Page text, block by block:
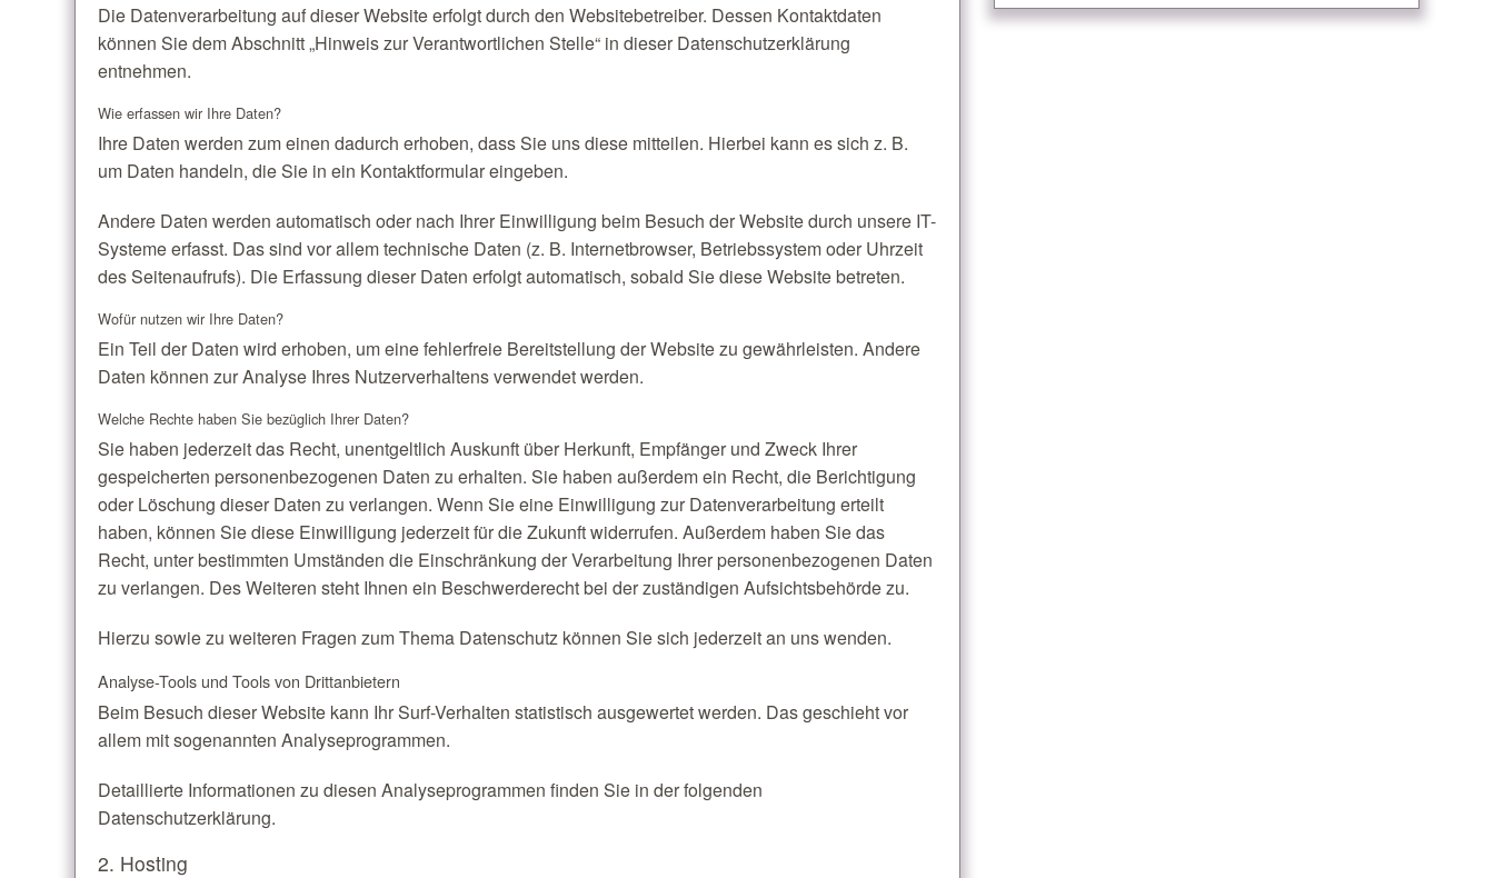
Die Datenverarbeitung auf dieser Website erfolgt durch den Websitebetreiber. Dessen Kontaktdaten
können Sie dem Abschnitt „Hinweis zur Verantwortlichen Stelle“ in dieser Datenschutzerklärung
entnehmen.
Wie erfassen wir Ihre Daten?
Ihre Daten werden zum einen dadurch erhoben, dass Sie uns diese mitteilen. Hierbei kann es sich z. B.
um Daten handeln, die Sie in ein Kontaktformular eingeben.
Andere Daten werden automatisch oder nach Ihrer Einwilligung beim Besuch der Website durch unsere IT-
Systeme erfasst. Das sind vor allem technische Daten (z. B. Internetbrowser, Betriebssystem oder Uhrzeit
des Seitenaufrufs). Die Erfassung dieser Daten erfolgt automatisch, sobald Sie diese Website betreten.
Wofür nutzen wir Ihre Daten?
Ein Teil der Daten wird erhoben, um eine fehlerfreie Bereitstellung der Website zu gewährleisten. Andere
Daten können zur Analyse Ihres Nutzerverhaltens verwendet werden.
Welche Rechte haben Sie bezüglich Ihrer Daten?
Sie haben jederzeit das Recht, unentgeltlich Auskunft über Herkunft, Empfänger und Zweck Ihrer
gespeicherten personenbezogenen Daten zu erhalten. Sie haben außerdem ein Recht, die Berichtigung
oder Löschung dieser Daten zu verlangen. Wenn Sie eine Einwilligung zur Datenverarbeitung erteilt
haben, können Sie diese Einwilligung jederzeit für die Zukunft widerrufen. Außerdem haben Sie das
Recht, unter bestimmten Umständen die Einschränkung der Verarbeitung Ihrer personenbezogenen Daten
zu verlangen. Des Weiteren steht Ihnen ein Beschwerderecht bei der zuständigen Aufsichtsbehörde zu.
Hierzu sowie zu weiteren Fragen zum Thema Datenschutz können Sie sich jederzeit an uns wenden.
Analyse-Tools und Tools von Dritt­anbietern
Beim Besuch dieser Website kann Ihr Surf-Verhalten statistisch ausgewertet werden. Das geschieht vor
allem mit sogenannten Analyseprogrammen.
Detaillierte Informationen zu diesen Analyseprogrammen finden Sie in der folgenden
Datenschutzerklärung.
2. Hosting